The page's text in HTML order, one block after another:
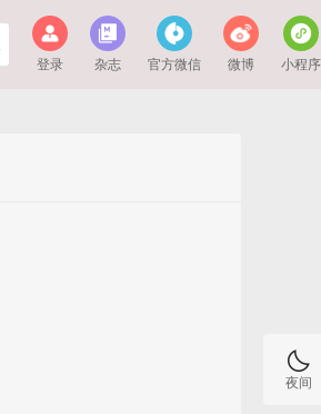
登录 杂志 官方微信 微博 小程序
夜间